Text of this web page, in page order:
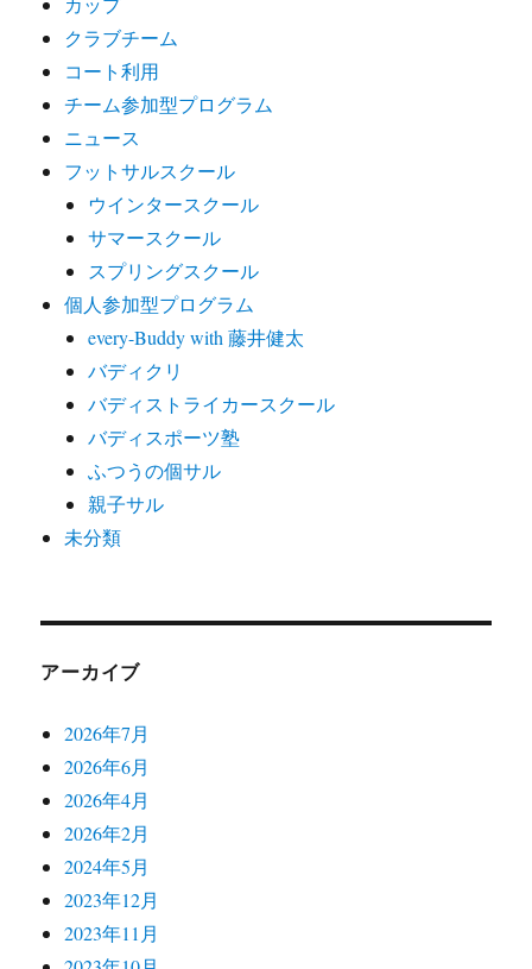
クラブチーム
コート利用
チーム参加型プログラム
ニュース
フットサルスクール
ウインタースクール
サマースクール
スプリングスクール
個人参加型プログラム
every-Buddy with 藤井健太
バディクリ
バディストライカースクール
バディスポーツ塾
ふつうの個サル
親子サル
未分類
アーカイブ
2026年7月
2026年6月
2026年4月
2026年2月
2024年5月
2023年12月
2023年11月